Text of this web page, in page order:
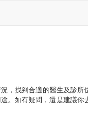
，找到合適的醫生及診所
。如有疑問，還是建議你